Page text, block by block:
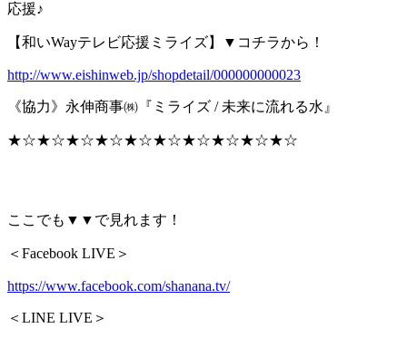
応援♪
【和いWayテレビ応援ミライズ】▼コチラから！
http://www.eishinweb.jp/shopdetail/000000000023
《協力》永伸商事㈱『ミライズ / 未来に流れる水』
★☆★☆★☆★☆★☆★☆★☆★☆★☆★☆
ここでも▼▼で見れます！
＜Facebook LIVE＞
https://www.facebook.com/shanana.tv/
＜LINE LIVE＞